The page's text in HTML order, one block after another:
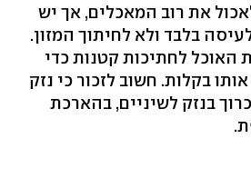
את רוב המאכלים, אך יש
בלבד ולא לחיתוך המזון.
האוכל לחתיכות קטנות כדי
בקלות. חשוב לזכור כי נזק
בנזק לשיניים, בהארכת